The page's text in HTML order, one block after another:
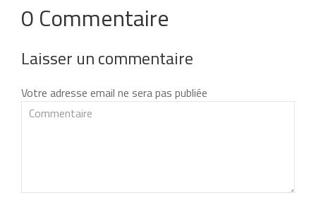
0 Commentaire
Laisser un commentaire
Votre adresse email ne sera pas publiée